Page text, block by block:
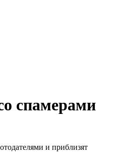
спамерами
и приблизят